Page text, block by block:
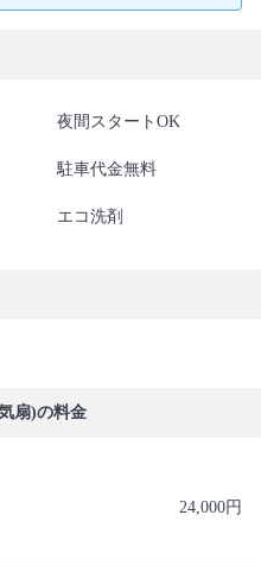
夜間スタートOK
駐車代金無料
エコ洗剤
扇)の料金
24,000円